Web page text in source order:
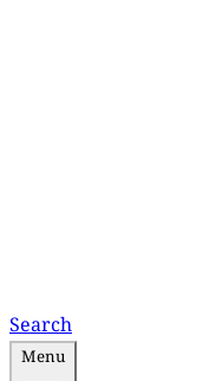
Search
Menu